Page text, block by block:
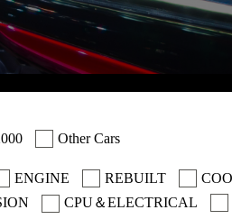
Other Cars
ENGINE REBUILT
CPU＆ELECTRICAL